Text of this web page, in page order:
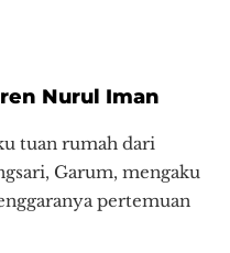
Nurul Iman
tuan rumah dari
Garum, mengaku
pertemuan